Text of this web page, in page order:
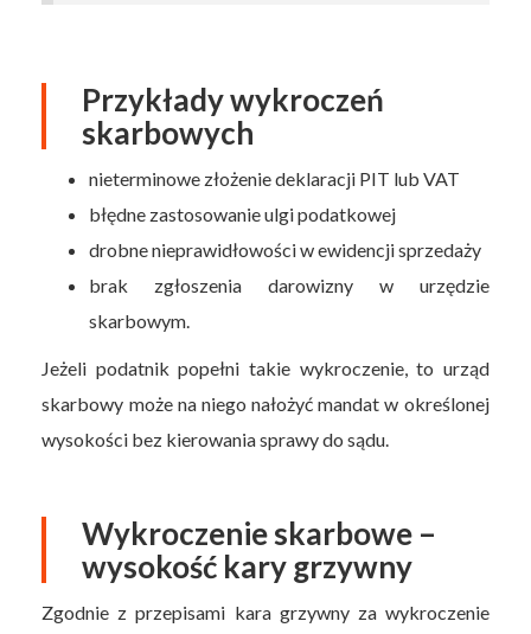
Przykłady wykroczeń
skarbowych
nieterminowe złożenie deklaracji PIT lub VAT
błędne zastosowanie ulgi podatkowej
drobne nieprawidłowości w ewidencji sprzedaży
brak zgłoszenia darowizny w urzędzie
skarbowym.
Jeżeli podatnik popełni takie wykroczenie, to urząd
skarbowy może na niego nałożyć mandat w określonej
wysokości bez kierowania sprawy do sądu.
Wykroczenie skarbowe –
wysokość kary grzywny
Zgodnie z przepisami kara grzywny za wykroczenie